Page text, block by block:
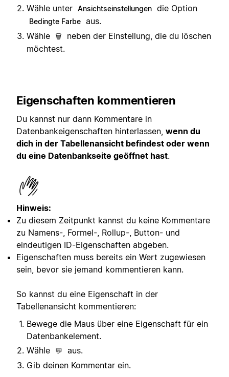
Wähle unter Ansichtseinstellungen die Option
Bedingte Farbe aus.
Wähle
🗑️
neben der Einstellung, die du löschen
möchtest.
Eigenschaften kommentieren
Du kannst nur dann Kommentare in
Datenbankeigenschaften hinterlassen, wenn du
dich in der Tabellenansicht befindest oder wenn
du eine Datenbankseite geöffnet hast.
Hinweis:
Zu diesem Zeitpunkt kannst du keine Kommentare
zu Namens-, Formel-, Rollup-, Button- und
eindeutigen ID-Eigenschaften abgeben.
Eigenschaften muss bereits ein Wert zugewiesen
sein, bevor sie jemand kommentieren kann.
So kannst du eine Eigenschaft in der
Tabellenansicht kommentieren:
Bewege die Maus über eine Eigenschaft für ein
Datenbankelement.
Wähle
💬
aus.
Gib deinen Kommentar ein.